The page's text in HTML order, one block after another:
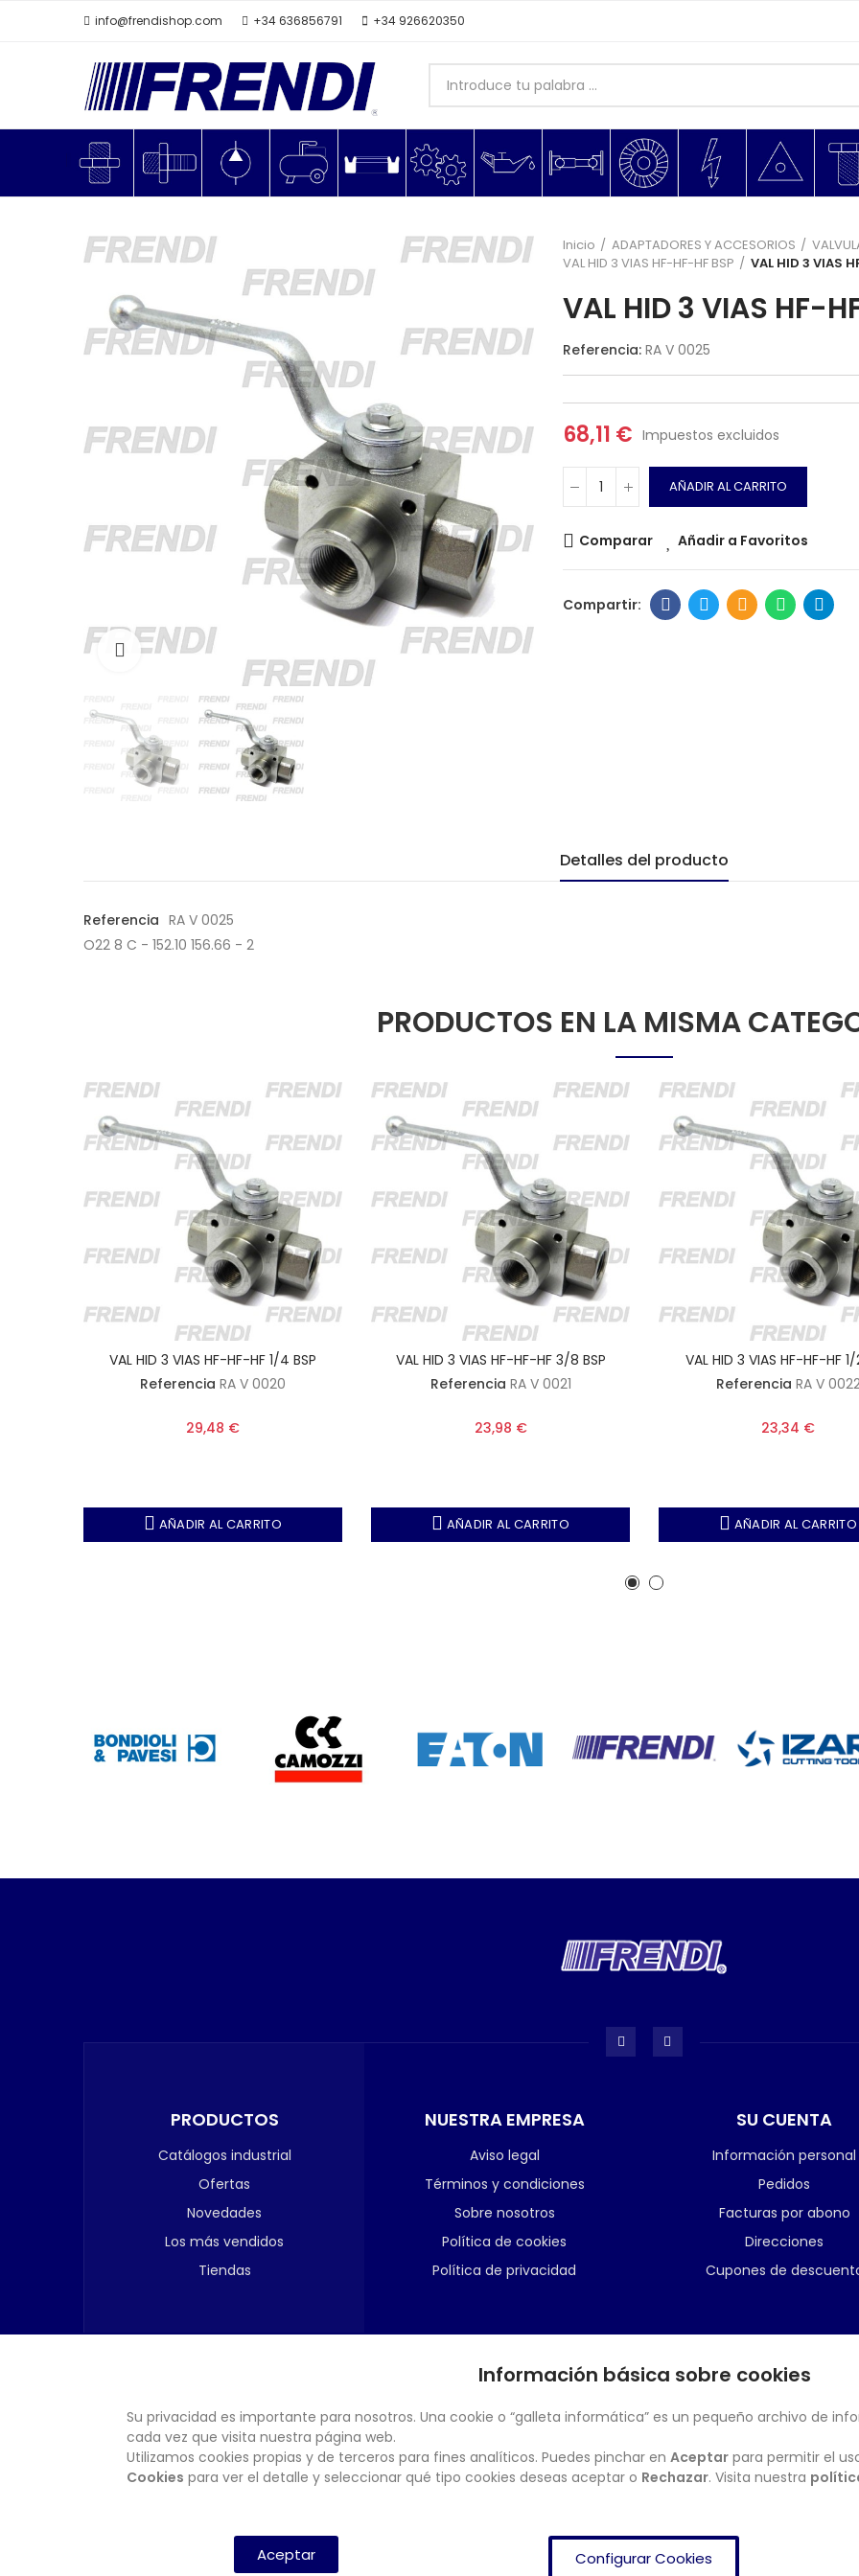
info@frendishop.com +34 636856791 +34 926620350
Click para agrandar
Inicio ADAPTADORES Y ACCESORIOS
VAL HID 3 VIAS HF-HF-HF BSP
VAL HID 3 VIAS
VAL HID 3 VIAS HF-
Referencia: RA V 0025
68,11 € Impuestos excluidos
AÑADIR AL CARRITO
Comparar Añadir a Favoritos
Detalles del producto
Referencia RA V 0025
O22 8 C - 152.10 156.66 - 2
PRODUCTOS EN LA MISMA
VAL HID 3 VIAS HF-HF-HF 1/4 BSP
Referencia RA V 0020
29,48 €
AÑADIR AL CARRITO
VAL HID 3 VIAS HF-HF-HF 3/8 BSP
Referencia RA V 0021
23,98 €
AÑADIR AL CARRITO
VAL HID 3 VIAS HF-HF-HF 1/
Referencia RA V
23,34 €
AÑADIR AL CARRITO
PRODUCTOS
Catálogos industrial
Ofertas
Novedades
Los más vendidos
Tiendas
NUESTRA EMPRESA
Aviso legal
Términos y condiciones
Sobre nosotros
Política de cookies
Política de privacidad
SU CUENTA
Información personal
Pedidos
Facturas por abono
Direcciones
Cupones de
BOLETÍN
Información básica sobre cookies
Su privacidad es importante para nosotros. Una cookie o “galleta informática” es un pequeño archivo de
cada vez que visita nuestra página web.
Utilizamos cookies propias y de terceros para fines analíticos. Puedes pinchar en Aceptar para permitir el
Cookies para ver el detalle y seleccionar qué tipo cookies deseas aceptar o Rechazar. Visita nuestra
Aceptar Configurar Cookies